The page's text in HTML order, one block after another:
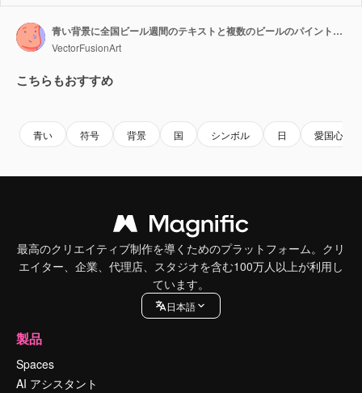
青い背景に全国ビール週間のテキストと複数のビールのパイントのアニメーション
VectorFusionArt
こちらもおすすめ
青い 符号 背景 国 シンボル 日 愛国心
最高のクリエイティブ制作を導くためのプラットフォーム。クリ
エイター、企業、代理店、スタジオを含む100万人以上が利用し
ています。
日本語
製品
Spaces
AI アシスタント